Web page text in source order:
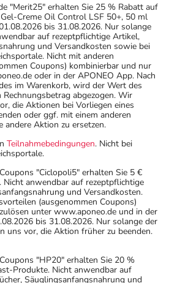
"Merit25" erhalten Sie 25 % Rabatt auf
Creme Oil Control LSF 50+, 50 ml
bis 31.08.2026. Nur solange
auf rezeptpflichtige Artikel,
und Versandkosten sowie bei
Nicht mit anderen
Coupons) kombinierbar und nur
oder in der APONEO App. Nach
im Warenkorb, wird der Wert des
abgezogen. Wir
die Aktionen bei Vorliegen eines
oder ggf. mit einem anderen
andere Aktion zu ersetzen.
Teilnahmebedingungen. Nicht bei
"Ciclopoli5" erhalten Sie 5 €
Nicht anwendbar auf rezeptpflichtige
und Versandkosten.
(ausgenommen Coupons)
unter www.aponeo.de und in der
bis 31.08.2026. Nur solange der
uns vor, die Aktion früher zu beenden.
"HP20" erhalten Sie 20 %
Produkte. Nicht anwendbar auf
Säuglingsanfangsnahrung und